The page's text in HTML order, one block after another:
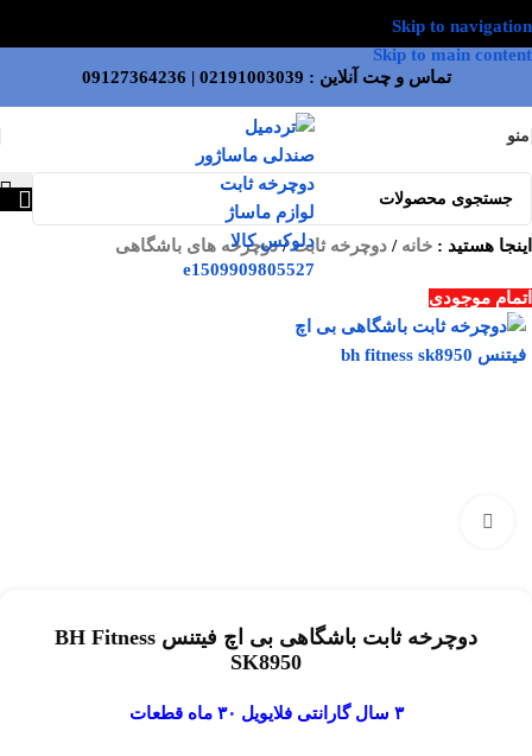
Skip to navigation
Skip to main content
تماس و چت آنلاین : 02191003039
|
09127364236
منو
اینجا هستید : خانه / دوچرخه ثابت/دوچرخه های باشگاهی
اتمام موجودی
دوچرخه ثابت باشگاهی بی اچ فیتنس BH Fitness
SK8950
۳ سال گارانتی فلایویل ۳۰ ماه قطعات